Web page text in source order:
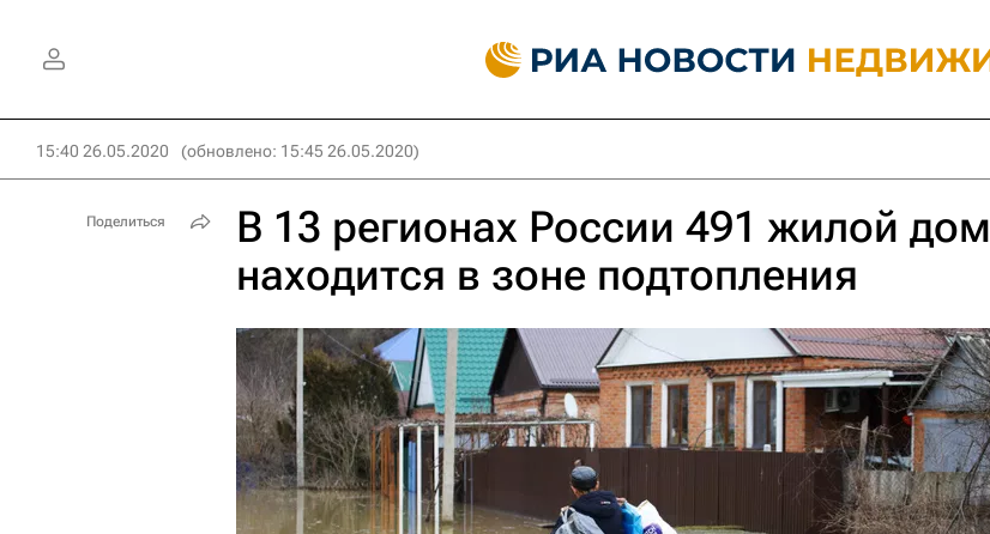
15:40 26.05.2020 (обновлено: 15:45 26.05.2020)
В 13 регионах России 491 жилой дом
находится в зоне подтопления
Поделиться